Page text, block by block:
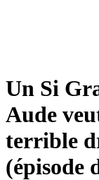
Un Si
Aude
terrible
(épisode